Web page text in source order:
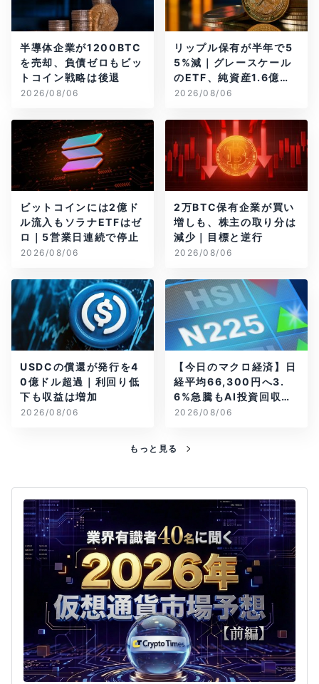
半導体企業が1200BTC
を売却、負債ゼロもビッ
トコイン戦略は後退
2026/08/06
リップル保有が半年で5
5%減｜グレースケール
のETF、純資産1.6億ド
ル減
2026/08/06
ビットコインには2億ド
ル流入もソラナETFはゼ
ロ｜5営業日連続で停止
2026/08/06
2万BTC保有企業が買い
増しも、株主の取り分は
減少｜目標と逆行
2026/08/06
USDCの償還が発行を4
0億ドル超過｜利回り低
下も収益は増加
2026/08/06
【今日のマクロ経済】日
経平均66,300円へ3.
6%急騰もAI投資回収懸
念が再燃
2026/08/06
もっと見る